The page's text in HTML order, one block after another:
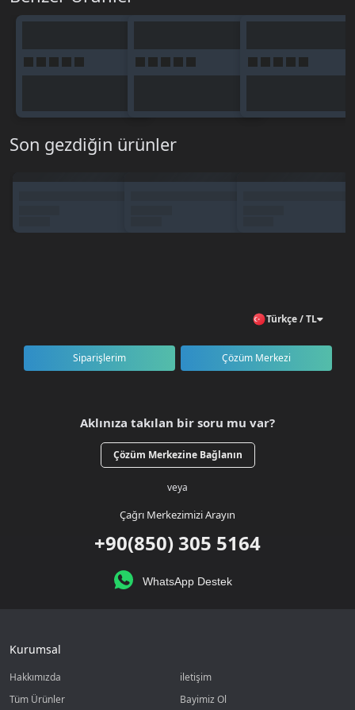
Son gezdiğin ürünler
Türkçe / TL
Siparişlerim Çözüm Merkezi
Aklınıza takılan bir soru mu var?
Çözüm Merkezine Bağlanın
veya
Çağrı Merkezimizi Arayın
+90(850) 305 5164
WhatsApp Destek
Kurumsal
Hakkımızda
iletişim
Tüm Ürünler
Bayimiz Ol